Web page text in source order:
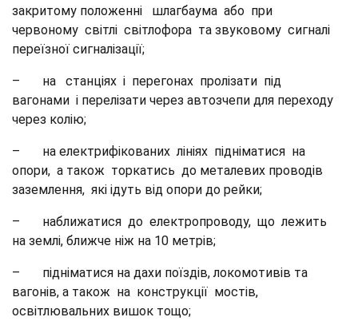
закритому положенні шлагбаума або при
червоному світлі світлофора та звуковому сигналі
переїзної сигналізації;
– на станціях і перегонах пролізати під
вагонами і перелізати через автозчепи для переходу
через колію;
– на електрифікованих лініях підніматися на
опори, а також торкатись до металевих проводів
заземлення, які ідуть від опори до рейки;
– наближатися до електропроводу, що лежить
на землі, ближче ніж на 10 метрів;
– підніматися на дахи поїздів, локомотивів та
вагонів, а також на конструкції мостів,
освітлювальних вишок тощо;